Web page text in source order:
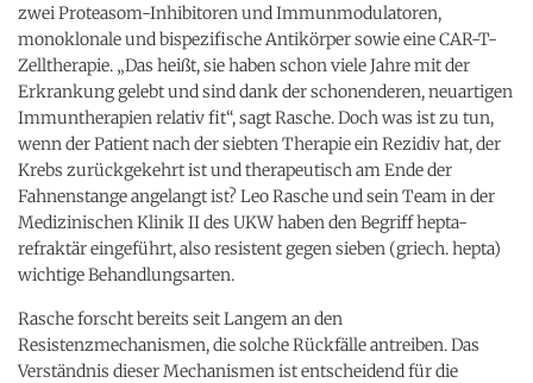
zwei Proteasom-Inhibitoren und Immunmodulatoren,
monoklonale und bispezifische Antikörper sowie eine CAR-T-
Zelltherapie. „Das heißt, sie haben schon viele Jahre mit der
Erkrankung gelebt und sind dank der schonenderen, neuartigen
Immuntherapien relativ fit“, sagt Rasche. Doch was ist zu tun,
wenn der Patient nach der siebten Therapie ein Rezidiv hat, der
Krebs zurückgekehrt ist und therapeutisch am Ende der
Fahnenstange angelangt ist? Leo Rasche und sein Team in der
Medizinischen Klinik II des UKW haben den Begriff hepta-
refraktär eingeführt, also resistent gegen sieben (griech. hepta)
wichtige Behandlungsarten.
Rasche forscht bereits seit Langem an den
Resistenzmechanismen, die solche Rückfälle antreiben. Das
Verständnis dieser Mechanismen ist entscheidend für die